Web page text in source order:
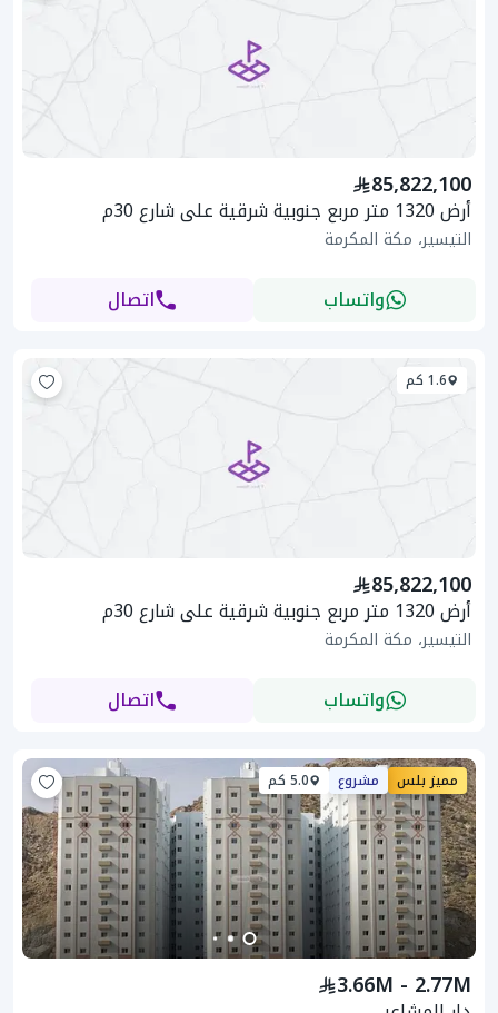
85,822,100
أرض 1320 متر مربع جنوبية شرقية على شارع 30م
التيسير، مكة المكرمة
واتساب اتصال
1.6 كم
85,822,100
أرض 1320 متر مربع جنوبية شرقية على شارع 30م
التيسير، مكة المكرمة
واتساب اتصال
مميز بلس مشروع 5.0 كم
3.66M - 2.77M